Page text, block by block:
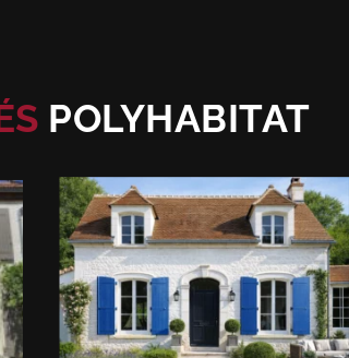
POLYHABITAT